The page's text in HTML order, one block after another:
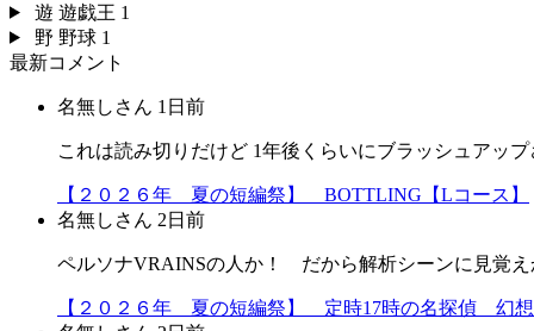
遊 遊戯王 1
野 野球 1
最新コメント
名無しさん 1日前
これは読み切りだけど 1年後くらいにブラッシュアッ
【２０２６年 夏の短編祭】 BOTTLING【Lコース】
名無しさん 2日前
ペルソナVRAINSの人か！ だから解析シーンに見覚
【２０２６年 夏の短編祭】 定時17時の名探偵 幻想